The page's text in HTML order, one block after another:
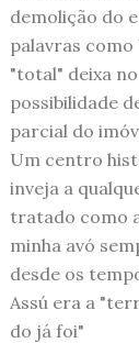
demolição do
palavras
"total" deixa
possibilidade
parcial do
Um centro
inveja a
tratado como
minha avó
desde os
Assú era a
do já foi"